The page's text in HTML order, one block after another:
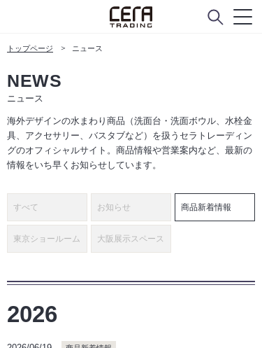
トップページ ニュース
NEWS
ニュース
海外デザインの水まわり商品（洗面台・洗面ボウル、水栓金
具、アクセサリー、バスタブなど）を扱うセラトレーディン
グのオフィシャルサイト。商品情報や営業案内など、最新の
情報をいち早くお知らせしています。
すべて お知らせ 商品新着情報
東京ショールーム 大阪展示スペース
2026